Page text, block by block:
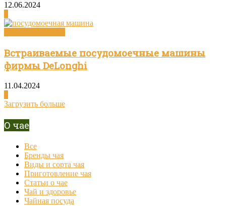
12.06.2024
Встраиваемые посудомоечные машины
фирмы DeLonghi
11.04.2024
Загрузить больше
О чае
Все
Бренды чая
Виды и сорта чая
Приготовление чая
Статьи о чае
Чай и здоровье
Чайная посуда